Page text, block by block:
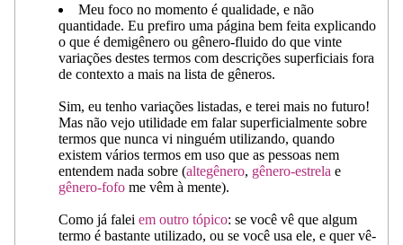
Meu foco no momento é qualidade, e não
quantidade. Eu prefiro uma página bem feita explicando
o que é demigênero ou gênero-fluido do que vinte
variações destes termos com descrições superficiais fora
de contexto a mais na lista de gêneros.
Sim, eu tenho variações listadas, e terei mais no futuro!
Mas não vejo utilidade em falar superficialmente sobre
termos que nunca vi ninguém utilizando, quando
existem vários termos em uso que as pessoas nem
entendem nada sobre (altegênero, gênero-estrela e
gênero-fofo me vêm à mente).
Como já falei em outro tópico: se você vê que algum
termo é bastante utilizado, ou se você usa ele, e quer vê-